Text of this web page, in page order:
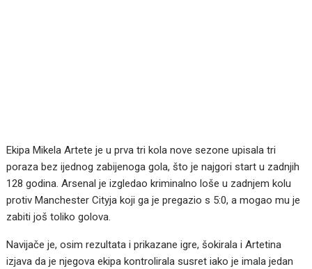
Ekipa Mikela Artete je u prva tri kola nove sezone upisala tri
poraza bez ijednog zabijenoga gola, što je najgori start u zadnjih
128 godina. Arsenal je izgledao kriminalno loše u zadnjem kolu
protiv Manchester Cityja koji ga je pregazio s 5:0, a mogao mu je
zabiti još toliko golova.
Navijače je, osim rezultata i prikazane igre, šokirala i Artetina
izjava da je njegova ekipa kontrolirala susret iako je imala jedan